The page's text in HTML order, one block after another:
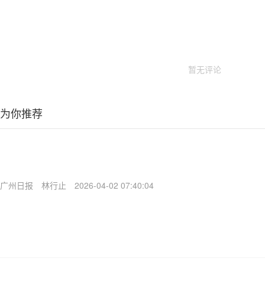
暂无评论
为你推荐
广州日报 林行止 2026-04-02 07:40:04